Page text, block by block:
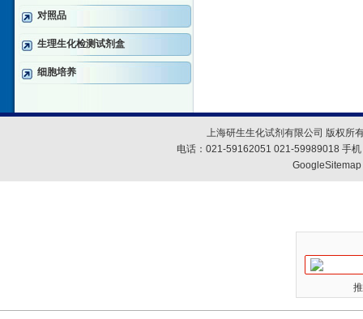
对照品
生理生化检测试剂盒
细胞培养
上海研生生化试剂有限公司 版权所
电话：021-59162051 021-59989018 手
GoogleSitemap